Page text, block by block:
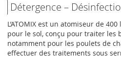
Détergence –
L’ATOMIX est un atomiseur de
pour le sol, conçu pour traiter les
notamment pour les poulets de
effectuer des traitements sous